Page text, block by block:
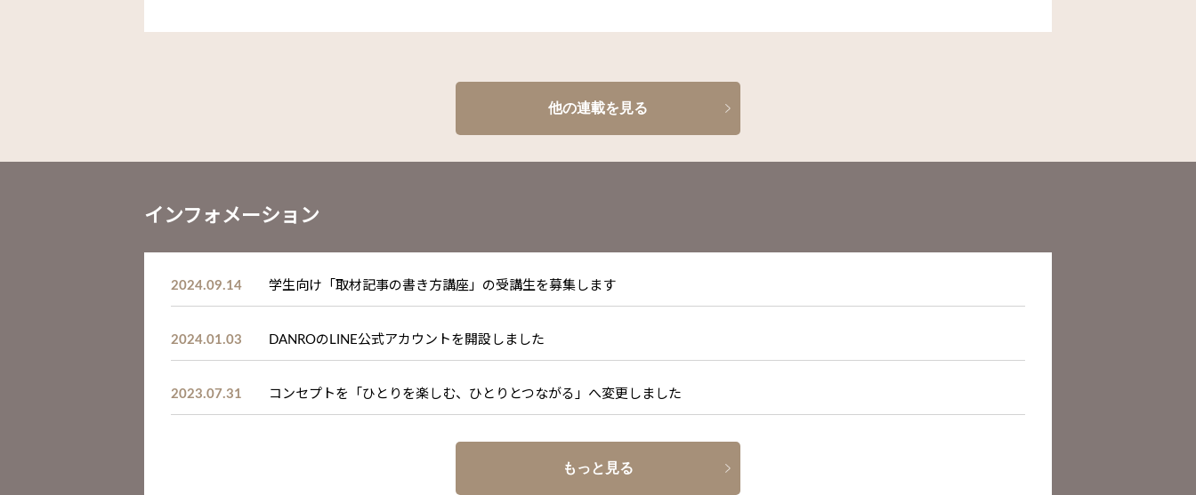
他の連載を見る
インフォメーション
2024.09.14 学生向け「取材記事の書き方講座」の受講生を募集します
2024.01.03 DANROのLINE公式アカウントを開設しました
2023.07.31 コンセプトを「ひとりを楽しむ、ひとりとつながる」へ変更しました
もっと見る